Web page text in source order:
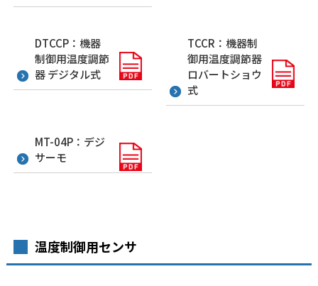
DTCCP：機器
制御用温度調節
器 デジタル式
TCCR：機器制
御用温度調節器
ロバートショウ
式
MT-04P：デジ
サーモ
温度制御用センサ